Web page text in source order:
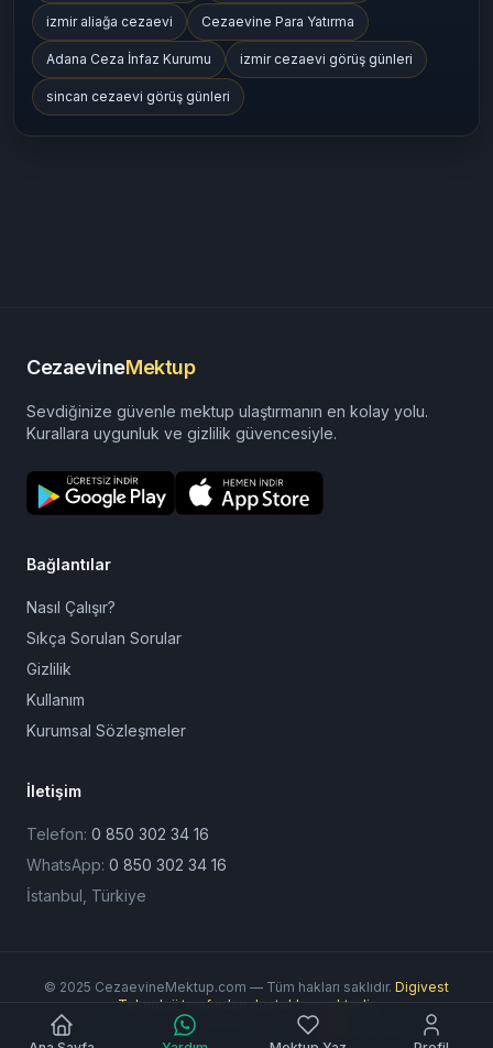
izmir aliağa cezaevi Cezaevine Para Yatırma
Adana Ceza İnfaz Kurumu izmir cezaevi görüş günleri
sincan cezaevi görüş günleri
CezaevineMektup
Sevdiğinize güvenle mektup ulaştırmanın en kolay yolu.
Kurallara uygunluk ve gizlilik güvencesiyle.
Bağlantılar
Nasıl Çalışır?
Sıkça Sorulan Sorular
Gizlilik
Kullanım
Kurumsal Sözleşmeler
İletişim
Telefon: 0 850 302 34 16
WhatsApp: 0 850 302 34 16
İstanbul, Türkiye
© 2025 CezaevineMektup.com — Tüm hakları saklıdır. Digivest
Teknoloji tarafından desteklenmektedir.
Ödeme Yöntemleri: